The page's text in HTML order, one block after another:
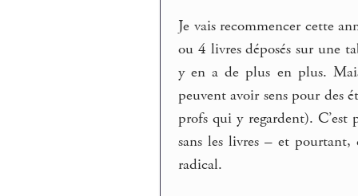
Je vais recommencer cette
ou 4 livres déposés sur une
y en a de plus en plus.
peuvent avoir sens pour des
profs qui y regardent).
sans les livres – et
radical.